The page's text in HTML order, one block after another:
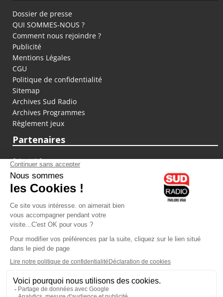
Dossier de presse
QUI SOMMES-NOUS ?
Comment nous rejoindre ?
Publicité
Mentions Légales
CGU
Politique de confidentialité
Sitemap
Archives Sud Radio
Archives Programmes
Règlement jeux
Partenaires
fiducial.fr
lyoncapitale.fr
olympique-et-lyonnais.com
L'application Iphone / Android
Téléchargez l'application
Les cookies
Gestion des cookies